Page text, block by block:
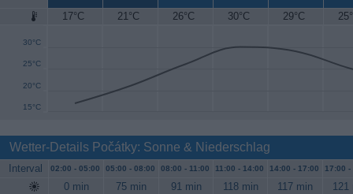
17°C 21°C 26°C 30°C 29°C
15°C
20°C
25°C
30°C
35°C
Wetter-Details Počátky: Sonne & Niederschlag
Interval 02:00 - 05:00 05:00 - 08:00 08:00 - 11:00 11:00 - 14:00 14:00 - 17:00 17:00 -
0 min 75 min 91 min 118 min 117 min 121